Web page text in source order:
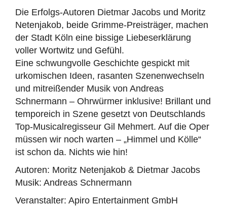
Die Erfolgs-Autoren Dietmar Jacobs und Moritz
Netenjakob, beide Grimme-Preisträger, machen
der Stadt Köln eine bissige Liebeserklärung
voller Wortwitz und Gefühl.
Eine schwungvolle Geschichte gespickt mit
urkomischen Ideen, rasanten Szenenwechseln
und mitreißender Musik von Andreas
Schnermann – Ohrwürmer inklusive! Brillant und
temporeich in Szene gesetzt von Deutschlands
Top-Musicalregisseur Gil Mehmert. Auf die Oper
müssen wir noch warten – „Himmel und Kölle“
ist schon da. Nichts wie hin!
Autoren: Moritz Netenjakob & Dietmar Jacobs
Musik: Andreas Schnermann
Veranstalter: Apiro Entertainment GmbH